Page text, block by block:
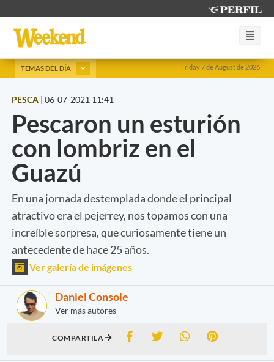
Friday 7 de August de 2026
TEMAS DEL DÍA
PESCA | 06-07-2021 11:41
Pescaron un esturión
con lombriz en el
Guazú
En una jornada destemplada donde el principal
atractivo era el pejerrey, nos topamos con una
increíble sorpresa, que curiosamente tiene un
antecedente de hace 25 años.
Ver galería de imágenes
Daniel Console
Ver más autores
COMPARTILA